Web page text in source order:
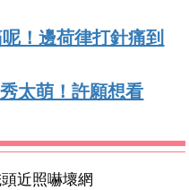
！邊荷律打針痛到
太萌！許願想看
近照嚇壞網